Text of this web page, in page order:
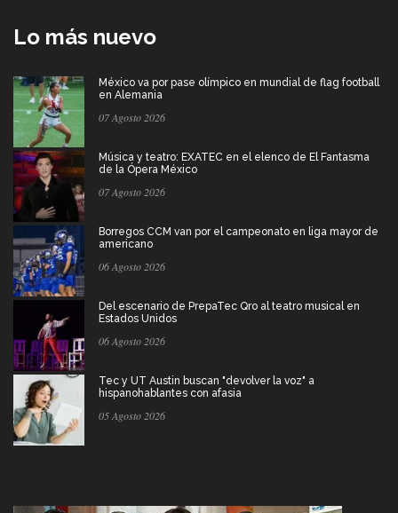
Lo más nuevo
México va por pase olímpico en mundial de flag football
en Alemania
07 Agosto 2026
Música y teatro: EXATEC en el elenco de El Fantasma
de la Ópera México
07 Agosto 2026
Borregos CCM van por el campeonato en liga mayor de
americano
06 Agosto 2026
Del escenario de PrepaTec Qro al teatro musical en
Estados Unidos
06 Agosto 2026
Tec y UT Austin buscan "devolver la voz" a
hispanohablantes con afasia
05 Agosto 2026